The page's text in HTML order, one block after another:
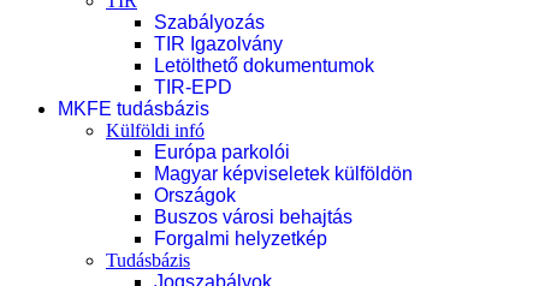
Szabályozás
TIR Igazolvány
Letölthető dokumentumok
TIR-EPD
MKFE tudásbázis
Külföldi infó
Európa parkolói
Magyar képviseletek külföldön
Országok
Buszos városi behajtás
Forgalmi helyzetkép
Tudásbázis
Jogszabályok